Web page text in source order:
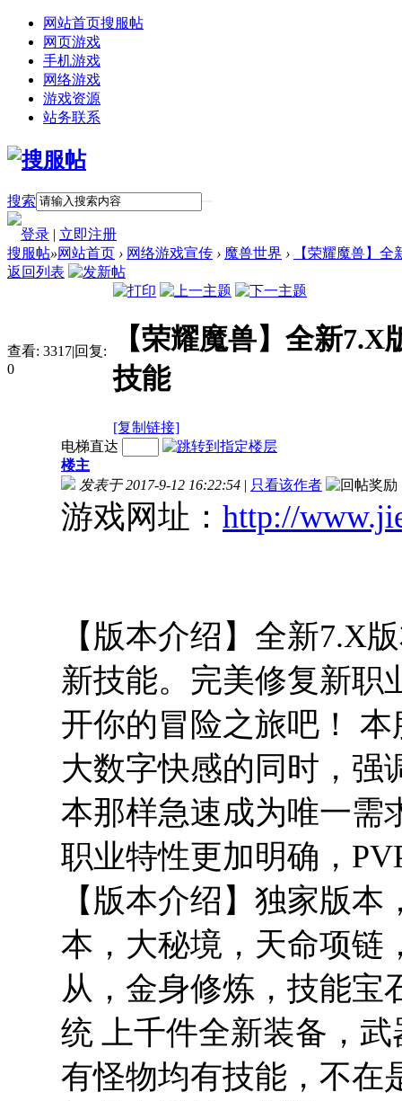
网站首页搜服帖
网页游戏
手机游戏
网络游戏
游戏资源
站务联系
搜索
登录 | 立即注册
搜服帖»网站首页 › 网络游戏宣传 › 魔兽世界 ›
【荣耀魔兽】
返回列表
查看: 3317|回复:
0
【荣耀魔兽】全新
技能
[复制链接]
电梯直达
楼主
发表于 2017-9-12 16:22:54 | 只看该作者
游戏网址： http://
【版本介绍】全新7.X
新技能。完美修复新职
开你的冒险之旅吧！
大数字快感的同时，强
本那样急速成为唯一需
职业特性更加明确，
【版本介绍】独家版
本，大秘境，天命项链
从，金身修炼，技能宝
统 上千件全新装备，
有怪物均有技能，不在